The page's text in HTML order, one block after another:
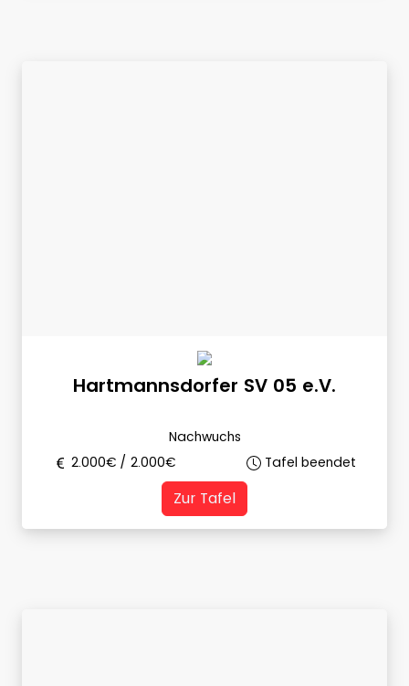
Hartmannsdorfer SV 05 e.V.
Nachwuchs
2.000€ / 2.000€ Tafel beendet
Zur Tafel